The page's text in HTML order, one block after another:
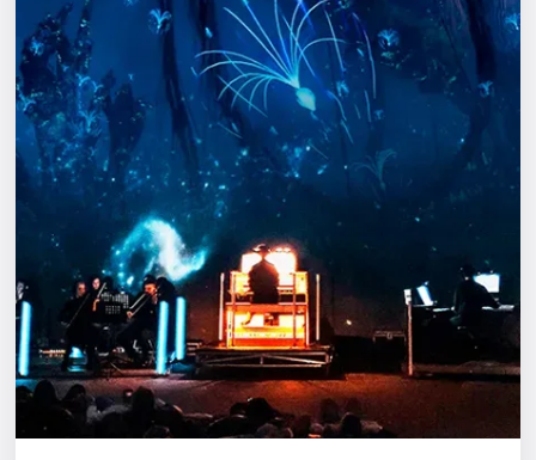
Города
Площадки
Артисты